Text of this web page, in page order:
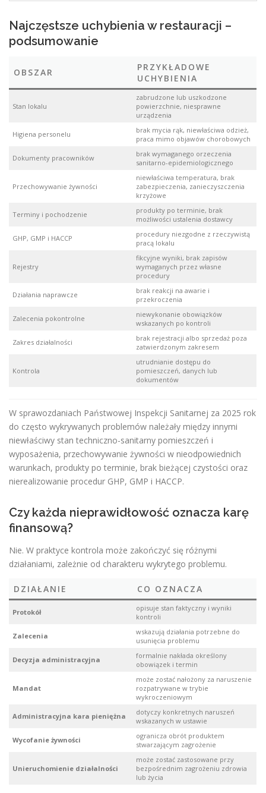
Najczęstsze uchybienia w restauracji –
podsumowanie
OBSZAR
PRZYKŁADOWE
UCHYBIENIA
Stan lokalu
zabrudzone lub uszkodzone
powierzchnie, niesprawne
urządzenia
Higiena personelu
brak mycia rąk, niewłaściwa odzież,
praca mimo objawów chorobowych
Dokumenty pracowników
brak wymaganego orzeczenia
sanitarno-epidemiologicznego
Przechowywanie żywności
niewłaściwa temperatura, brak
zabezpieczenia, zanieczyszczenia
krzyżowe
Terminy i pochodzenie
produkty po terminie, brak
możliwości ustalenia dostawcy
GHP, GMP i HACCP
procedury niezgodne z rzeczywistą
pracą lokalu
Rejestry
fikcyjne wyniki, brak zapisów
wymaganych przez własne
procedury
Działania naprawcze
brak reakcji na awarie i
przekroczenia
Zalecenia pokontrolne
niewykonanie obowiązków
wskazanych po kontroli
Zakres działalności
brak rejestracji albo sprzedaż poza
zatwierdzonym zakresem
Kontrola
utrudnianie dostępu do
pomieszczeń, danych lub
dokumentów
W sprawozdaniach Państwowej Inspekcji Sanitarnej za 2025 rok
do często wykrywanych problemów należały między innymi
niewłaściwy stan techniczno-sanitarny pomieszczeń i
wyposażenia, przechowywanie żywności w nieodpowiednich
warunkach, produkty po terminie, brak bieżącej czystości oraz
nierealizowanie procedur GHP, GMP i HACCP.
Czy każda nieprawidłowość oznacza karę
finansową?
Nie. W praktyce kontrola może zakończyć się różnymi
działaniami, zależnie od charakteru wykrytego problemu.
DZIAŁANIE CO OZNACZA
Protokół
opisuje stan faktyczny i wyniki
kontroli
Zalecenia
wskazują działania potrzebne do
usunięcia problemu
Decyzja administracyjna
formalnie nakłada określony
obowiązek i termin
Mandat
może zostać nałożony za naruszenie
rozpatrywane w trybie
wykroczeniowym
Administracyjna kara pieniężna
dotyczy konkretnych naruszeń
wskazanych w ustawie
Wycofanie żywności
ogranicza obrót produktem
stwarzającym zagrożenie
Unieruchomienie działalności
może zostać zastosowane przy
bezpośrednim zagrożeniu zdrowia
lub życia